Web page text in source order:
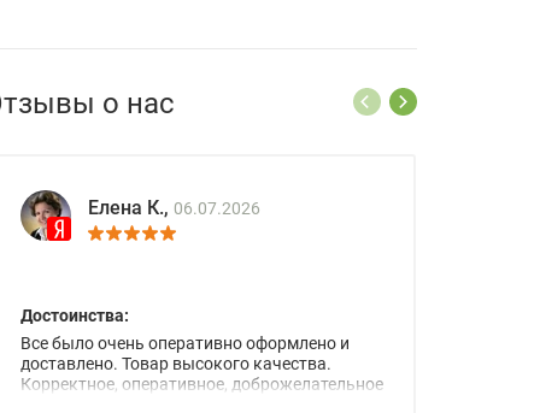
о нас
Елена К., 06.07.2026
Достоинства:
Все было очень оперативно оформлено и
доставлено. Товар высокого качества.
Корректное, оперативное, доброжелательное